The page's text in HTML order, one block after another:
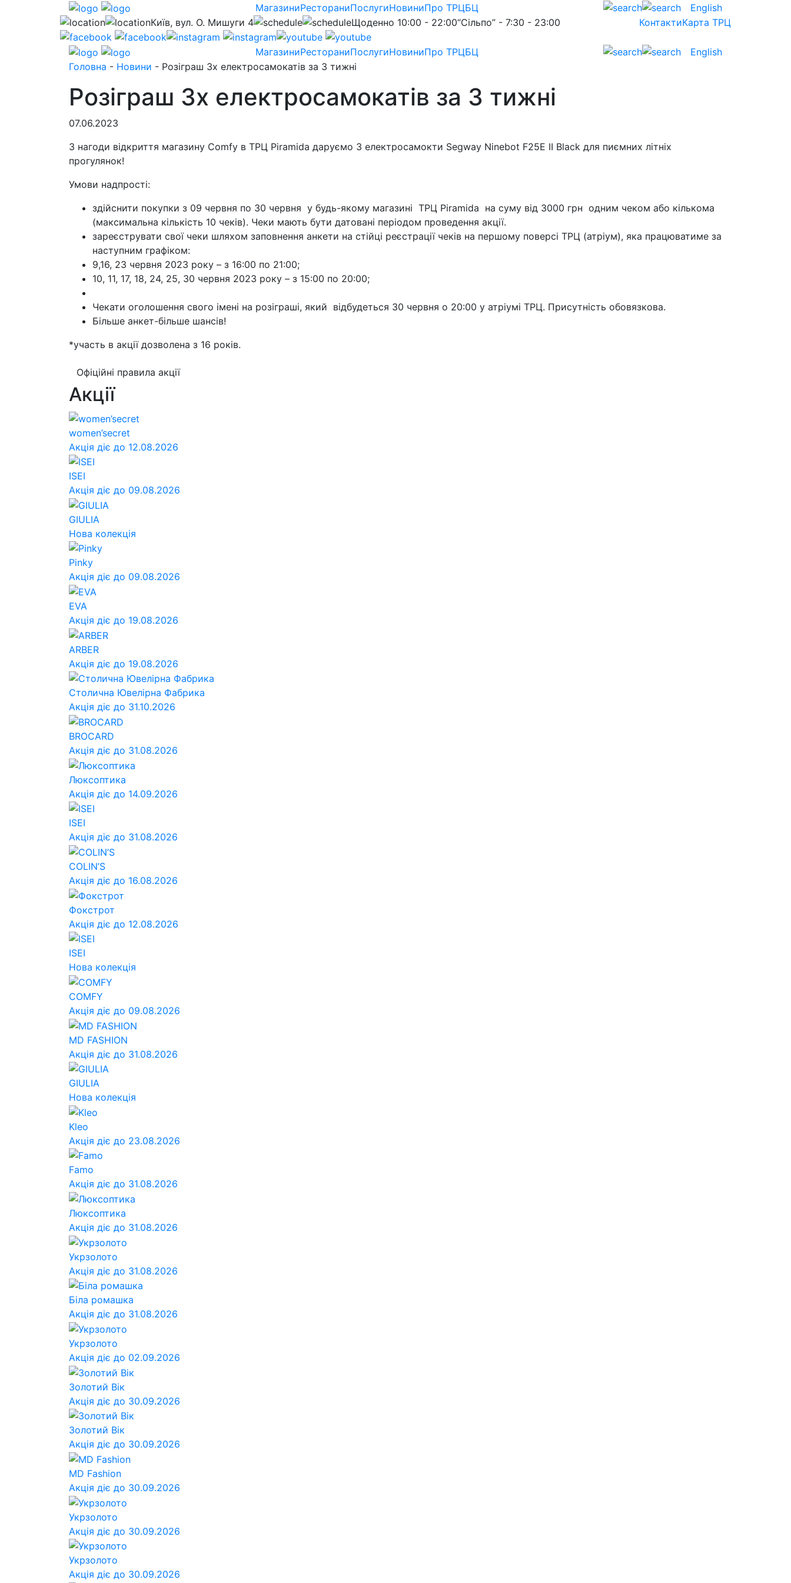
МагазиниРестораниПослугиНовиниПро ТРЦБЦ
English
Київ, вул. О. Мишуги 4
Щоденно 10:00 - 22:00“Сільпо” - 7:30 - 23:00 КонтактиКарта ТРЦ
МагазиниРестораниПослугиНовиниПро ТРЦБЦ
English
Головна - Новини - Розіграш 3х електросамокатів за 3 тижні
Розіграш 3х електросамокатів за 3 тижні
07.06.2023
З нагоди відкриття магазину Comfy в ТРЦ Piramida даруємо 3 електросамокти Segway Ninebot F25E II Black для пиємних літніх
прогулянок!
Умови надпрості:
здійснити покупки з 09 червня по 30 червня у будь-якому магазині ТРЦ Piramida на суму від 3000 грн одним чеком або кількома
(максимальна кількість 10 чеків). Чеки мають бути датовані періодом проведення акції.
зареєструвати свої чеки шляхом заповнення анкети на стійці реєстрації чеків на першому поверсі ТРЦ (атріум), яка працюватиме за
наступним графіком:
9,16, 23 червня 2023 року – з 16:00 по 21:00;
10, 11, 17, 18, 24, 25, 30 червня 2023 року – з 15:00 по 20:00;
Чекати оголошення свого імені на розіграші, який відбудеться 30 червня о 20:00 у атріумі ТРЦ. Присутність обовязкова.
Більше анкет-більше шансів!
*участь в акції дозволена з 16 років.
Офіційні правила акції
Акції
women’secret
Акція діє до 12.08.2026
ISEI
Акція діє до 09.08.2026
GIULIA
Нова колекція
Pinky
Акція діє до 09.08.2026
EVA
Акція діє до 19.08.2026
ARBER
Акція діє до 19.08.2026
Столична Ювелірна Фабрика
Акція діє до 31.10.2026
BROCARD
Акція діє до 31.08.2026
Люксоптика
Акція діє до 14.09.2026
ISEI
Акція діє до 31.08.2026
COLIN’S
Акція діє до 16.08.2026
Фокстрот
Акція діє до 12.08.2026
ISEI
Нова колекція
COMFY
Акція діє до 09.08.2026
MD FASHION
Акція діє до 31.08.2026
GIULIA
Нова колекція
Kleo
Акція діє до 23.08.2026
Famo
Акція діє до 31.08.2026
Люксоптика
Акція діє до 31.08.2026
Укрзолото
Акція діє до 31.08.2026
Біла ромашка
Акція діє до 31.08.2026
Укрзолото
Акція діє до 02.09.2026
Золотий Вік
Акція діє до 30.09.2026
Золотий Вік
Акція діє до 30.09.2026
MD Fashion
Акція діє до 30.09.2026
Укрзолото
Акція діє до 30.09.2026
Укрзолото
Акція діє до 30.09.2026